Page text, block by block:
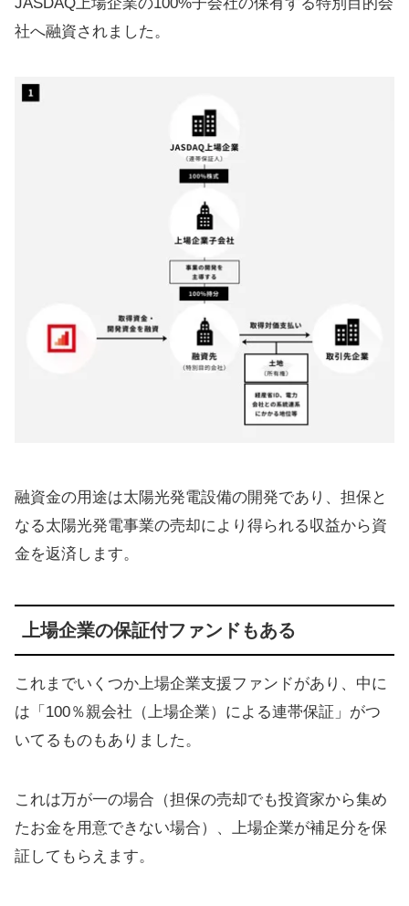
社へ融資されました。
融資金の用途は太陽光発電設備の開発であり、担保と
なる太陽光発電事業の売却により得られる収益から資
金を返済します。
上場企業の保証付ファンドもある
これまでいくつか上場企業支援ファンドがあり、中に
は「100％親会社（上場企業）による連帯保証」がつ
いてるものもありました。
これは万が一の場合（担保の売却でも投資家から集め
たお金を用意できない場合）、上場企業が補足分を保
証してもらえます。